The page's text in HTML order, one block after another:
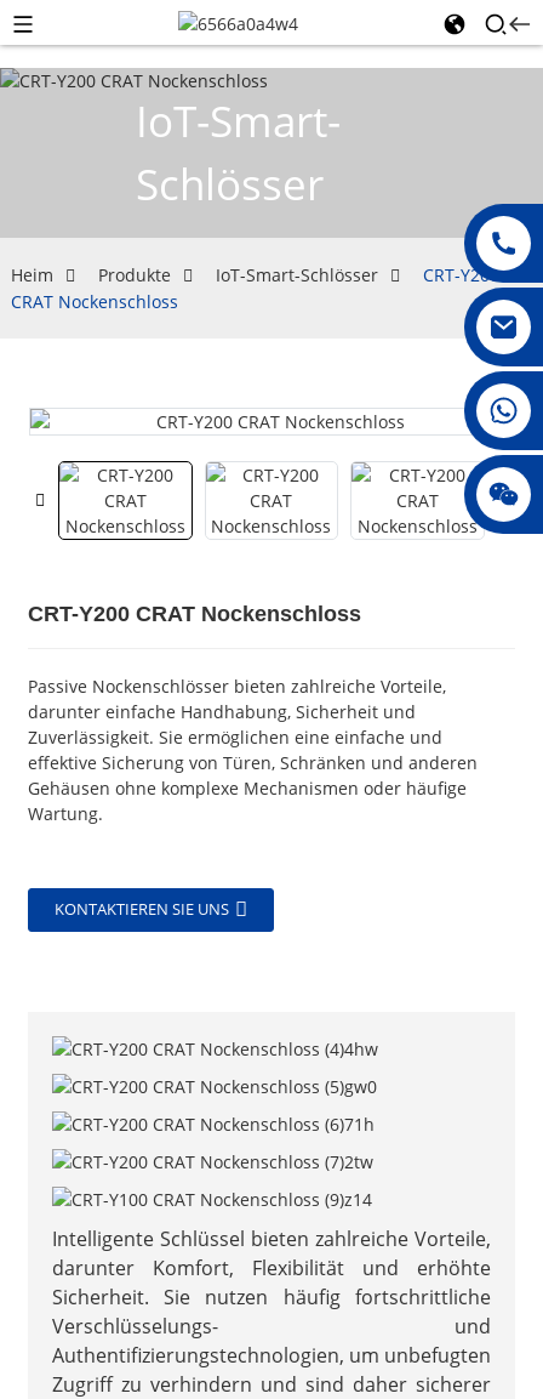
008615396811719
jenny010678
IoT-Smart-
Schlösser
Heim Produkte IoT-Smart-Schlösser
CRT-Y200
CRAT Nockenschloss
CRT-Y200 CRAT Nockenschloss
Passive Nockenschlösser bieten zahlreiche Vorteile,
darunter einfache Handhabung, Sicherheit und
Zuverlässigkeit. Sie ermöglichen eine einfache und
effektive Sicherung von Türen, Schränken und anderen
Gehäusen ohne komplexe Mechanismen oder häufige
Wartung.
KONTAKTIEREN SIE UNS
Intelligente Schlüssel bieten zahlreiche Vorteile,
darunter Komfort, Flexibilität und erhöhte
Sicherheit. Sie nutzen häufig fortschrittliche
Verschlüsselungs- und
Authentifizierungstechnologien, um unbefugten
Zugriff zu verhindern und sind daher sicherer